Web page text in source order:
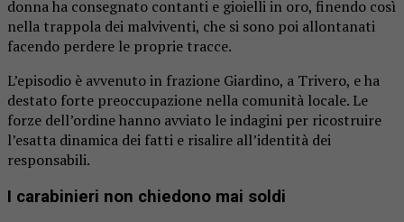
donna ha consegnato contanti e gioielli in oro, finendo così
nella trappola dei malviventi, che si sono poi allontanati
facendo perdere le proprie tracce.
L’episodio è avvenuto in frazione Giardino, a Trivero, e ha
destato forte preoccupazione nella comunità locale. Le
forze dell’ordine hanno avviato le indagini per ricostruire
l’esatta dinamica dei fatti e risalire all’identità dei
responsabili.
I carabinieri non chiedono mai soldi